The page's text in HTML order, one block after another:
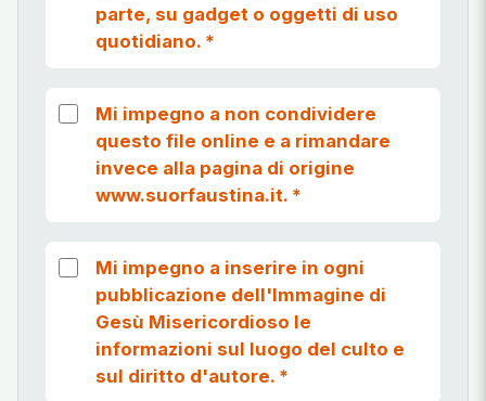
parte, su gadget o oggetti di uso
quotidiano. *
Mi impegno a non condividere
questo file online e a rimandare
invece alla pagina di origine
www.suorfaustina.it. *
Mi impegno a inserire in ogni
pubblicazione dell'Immagine di
Gesù Misericordioso le
informazioni sul luogo del culto e
sul diritto d'autore. *